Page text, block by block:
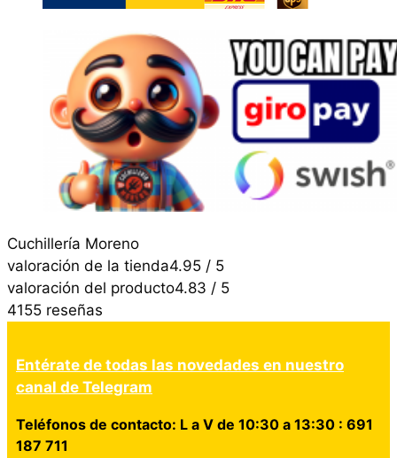
Cuchillería Moreno
valoración de la tienda4.95 / 5
valoración del producto4.83 / 5
4155 reseñas
Entérate de todas las novedades en nuestro
canal de Telegram
Teléfonos de contacto: L a V de 10:30 a 13:30 : 691
187 711